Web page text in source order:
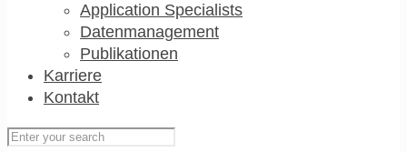
Application Specialists
Datenmanagement
Publikationen
Karriere
Kontakt